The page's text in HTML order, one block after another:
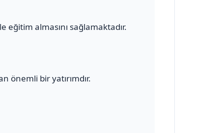
almasını sağlamaktadır.
önemli bir yatırımdır.